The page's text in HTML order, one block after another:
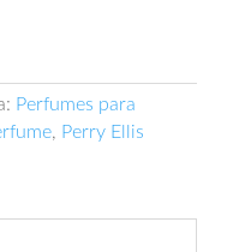
Perfumes para
, Perry Ellis